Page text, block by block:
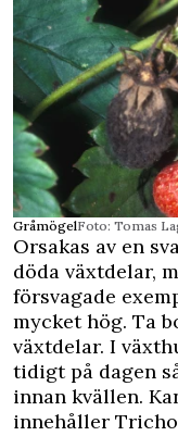
GråmögelFoto: Tomas
Orsakas av en
döda växtdelar,
försvagade
mycket hög. Ta
växtdelar. I
tidigt på dagen
innan kvällen.
innehåller